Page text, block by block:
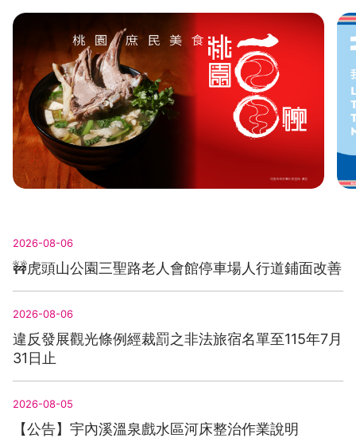
2026-08-06
🚧虎頭山公園三聖路老人會館停車場人行道鋪面改善
2026-08-06
違反發展觀光條例經裁罰之非法旅宿名單至115年7月
31日止
2026-08-05
【公告】宇內溪溫泉戲水區河床整治作業說明